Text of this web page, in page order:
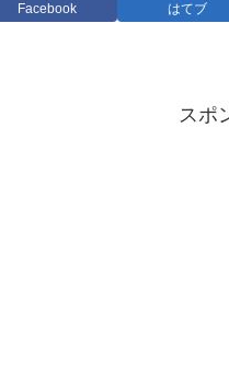
Facebook はてブ
スポ